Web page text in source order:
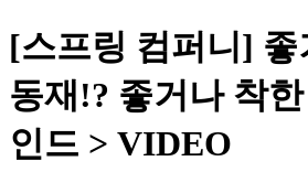
[스프링 컴퍼니] 좋
동재!? 좋거나 착
인드 > VIDEO